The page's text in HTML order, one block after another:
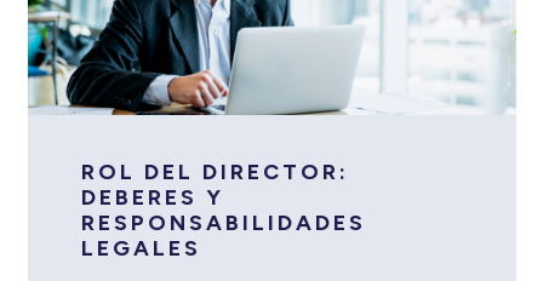
ROL DEL DIRECTOR:
DEBERES Y
RESPONSABILIDADES
LEGALES